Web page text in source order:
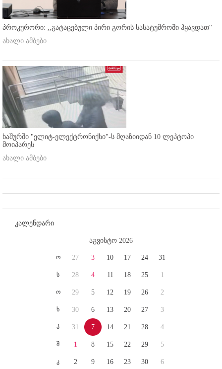
პროკურორი: ,,გატაცებული პირი გორის სასატუმროში ჰყავდათ''
ახალი ამბები
ხაშურში "ელიტ-ელექტრონიქსი"-ს მღაზიიდან 10 ლეპტოპი
მოიპარეს
ახალი ამბები
კალენდარი
აგვისტო 2026
ო
ს
ო
ხ
პ
შ
კ
27
28
29
30
31
1
2
3
4
5
6
7
8
9
10
11
12
13
14
15
16
17
18
19
20
21
22
23
24
25
26
27
28
29
30
31
1
2
3
4
5
6